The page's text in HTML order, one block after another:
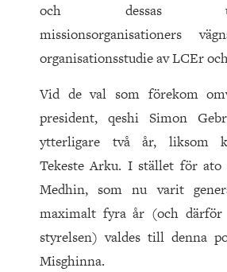
och dessas
missionsorganisationers
organisationsstudie av LCEr
Vid de val som förekom
president, qeshi Simon
ytterligare två år, liksom
Tekeste Arku. I stället för ato
Medhin, som nu varit
maximalt fyra år (och därför
styrelsen) valdes till denna
Misghinna.